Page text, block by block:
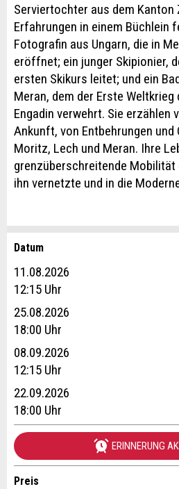
Serviertochter aus dem Kanton
Erfahrungen in einem Büchlein
Fotografin aus Ungarn, die in
eröffnet; ein junger Skipionier,
ersten Skikurs leitet; und ein
Meran, dem der Erste
Engadin verwehrt. Sie erzählen
Ankunft, von Entbehrungen
Moritz, Lech und Meran. Ihre
grenzüberschreitende Mobilität
ihn vernetzte und in die
Anzeige beanstanden
Ihr Feedback wird sehr
Allgemeines Feedback
Anzeige nicht mehr gültig
Anzeige unvollständig
Anzeige
Empfehlen Sie diese Anzeige an
Reservation
Veranstaltungsdatum *:
Anzahl der Teilnehmer *:
Firma / Organisation:
Datum
11.08.2026
12:15 Uhr
25.08.2026
18:00 Uhr
08.09.2026
12:15 Uhr
22.09.2026
18:00 Uhr
ERINNERUNG
Preis